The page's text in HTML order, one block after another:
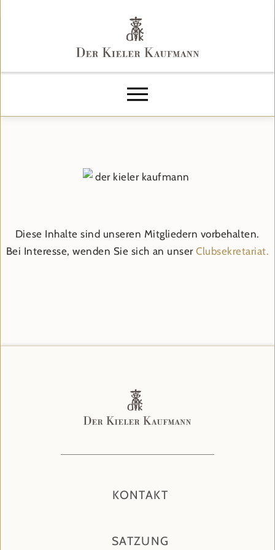
Diese Inhalte sind unseren Mitgliedern vorbehalten.
Bei Interesse, wenden Sie sich an unserClubsekretariat.
KONTAKT
SATZUNG